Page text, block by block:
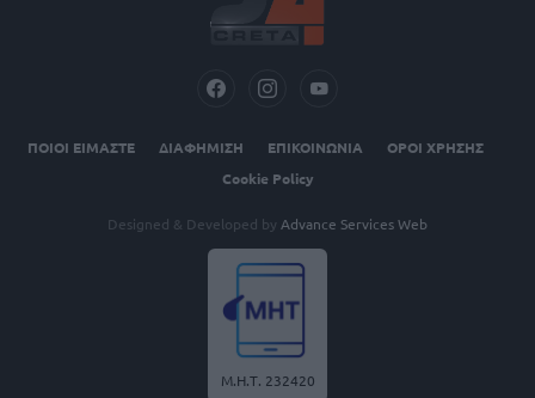
ΠΟΙΟΙ ΕΙΜΑΣΤΕ ΔΙΑΦΗΜΙΣΗ ΕΠΙΚΟΙΝΩΝΙΑ
ΟΡΟΙ ΧΡΗΣΗΣ
Cookie Policy
Designed & Developed by Advance Services Web
Μ.Η.Τ. 232420